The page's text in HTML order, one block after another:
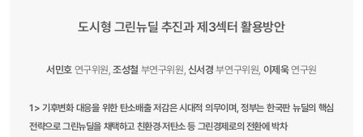
도시형 그린뉴딜 추진과 제3섹터 활용방안
서민호 연구위원, 조성철 부연구위원, 신서경 부연구위원, 이제욱연구원
1> 기후변화 대응을 위한 탄소배출 저감은 시대적 의무이며, 정부는 한국판 뉴딜의 핵심
전략으로 그린뉴딜을 채택하고 친환경·저탄소 등 그린경제로의 전환에 박차